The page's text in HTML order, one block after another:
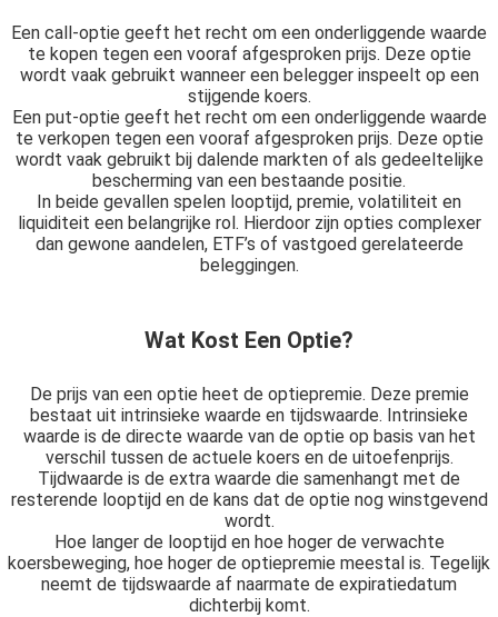
Een call-optie geeft het recht om een onderliggende waarde
te kopen tegen een vooraf afgesproken prijs. Deze optie
wordt vaak gebruikt wanneer een belegger inspeelt op een
stijgende koers.
Een put-optie geeft het recht om een onderliggende waarde
te verkopen tegen een vooraf afgesproken prijs. Deze optie
wordt vaak gebruikt bij dalende markten of als gedeeltelijke
bescherming van een bestaande positie.
In beide gevallen spelen looptijd, premie, volatiliteit en
liquiditeit een belangrijke rol. Hierdoor zijn opties complexer
dan gewone aandelen, ETF’s of vastgoed gerelateerde
beleggingen.
Wat Kost Een Optie?
De prijs van een optie heet de optiepremie. Deze premie
bestaat uit intrinsieke waarde en tijdswaarde. Intrinsieke
waarde is de directe waarde van de optie op basis van het
verschil tussen de actuele koers en de uitoefenprijs.
Tijdwaarde is de extra waarde die samenhangt met de
resterende looptijd en de kans dat de optie nog winstgevend
wordt.
Hoe langer de looptijd en hoe hoger de verwachte
koersbeweging, hoe hoger de optiepremie meestal is. Tegelijk
neemt de tijdswaarde af naarmate de expiratiedatum
dichterbij komt.